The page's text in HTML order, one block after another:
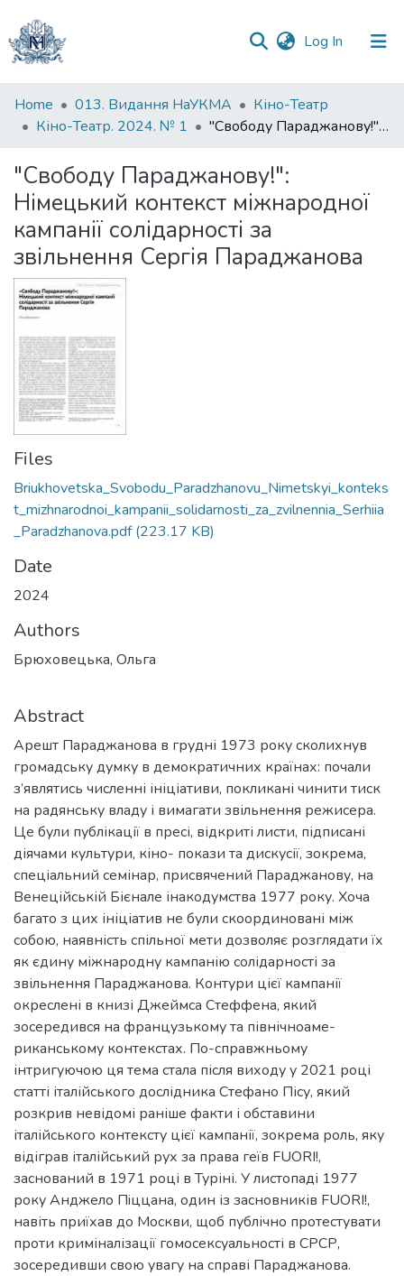
Log In (current)
Communities
&
All of DSpace
Statistics
Home 013. Видання НаУКМА
Кіно-Театр
Кіно-Театр. 2024. № 1
"Свободу Параджанову!": Німецький контекст міжнародної кампанії солідарності за звільнення Сергія Параджанова
"Свободу Параджанову!":
Німецький контекст міжнародної
кампанії солідарності за
звільнення Сергія Параджанова
Files
Briukhovetska_Svobodu_Paradzhanovu_Nimetskyi_konteks
t_mizhnarodnoi_kampanii_solidarnosti_za_zvilnennia_Serhiia
_Paradzhanova.pdf(223.17 KB)
Date
2024
Authors
Брюховецька, Ольга
Abstract
Арешт Параджанова в грудні 1973 року сколихнув
громадську думку в демократичних країнах: почали
з’являтись численні ініціативи, покликані чинити тиск
на радянську владу і вимагати звільнення режисера.
Це були публікації в пресі, відкриті листи, підписані
діячами культури, кіно- покази та дискусії, зокрема,
спеціальний семінар, присвячений Параджанову, на
Венеційській Бієнале інакодумства 1977 року. Хоча
багато з цих ініціатив не були скоординовані між
собою, наявність спільної мети дозволяє розглядати їх
як єдину міжнародну кампанію солідарності за
звільнення Параджанова. Контури цієї кампанії
окреслені в книзі Джеймса Стеффена, який
зосередився на французькому та північноаме-
риканському контекстах. По-справжньому
інтригуючою ця тема стала після виходу у 2021 році
статті італійського дослідника Стефано Пісу, який
розкрив невідомі раніше факти і обставини
італійського контексту цієї кампанії, зокрема роль, яку
відіграв італійський рух за права геїв FUORI!,
заснований в 1971 році в Туріні. У листопаді 1977
року Анджело Пiццана, один із засновників FUORI!,
навіть приїхав до Москви, щоб публічно протестувати
проти криміналізації гомосексуальності в СРСР,
зосередивши свою увагу на справі Параджанова.